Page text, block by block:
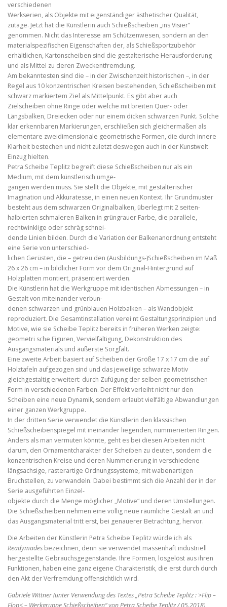
verschiedenen
Werkserien, als Objekte mit eigenständiger ästhetischer Qualität,
zutage. Jetzt hat die Künstlerin auch Schießscheiben „ins Visier“
genommen. Nicht das Interesse am Schützenwesen, sondern an den
materialspezifischen Eigenschaften der, als Schießsportzubehör
erhältlichen, Kartonscheiben sind die gestalterische Herausforderung
und als Mittel zu deren Zweckentfremdung.
Am bekanntesten sind die – in der Zwischenzeit historischen –, in der
Regel aus 10 konzentrischen Kreisen bestehenden, Schießscheiben mit
schwarz markiertem Ziel als Mittelpunkt. Es gibt aber auch
Zielscheiben ohne Ringe oder welche mit breiten Quer- oder
Längsbalken, Dreiecken oder nur einem dicken schwarzen Punkt. Solche
klar erkennbaren Markierungen, erschließen sich gleichermaßen als
elementare zweidimensionale geometrische Formen, die durch innere
Klarheit bestechen und nicht zuletzt deswegen auch in der Kunstwelt
Einzug hielten.
Petra Scheibe Teplitz begreift diese Schießscheiben nur als ein
Medium, mit dem künstlerisch umge-
gangen werden muss. Sie stellt die Objekte, mit gestalterischer
Imagination und Akkuratesse, in einen neuen Kontext. Ihr Grundmuster
besteht aus dem schwarzen Originalbalken, überlegt mit 2 seiten-
halbierten schmaleren Balken in grüngrauer Farbe, die parallele,
rechtwinklige oder schräg schnei-
dende Linien bilden. Durch die Variation der Balkenanordnung entsteht
eine Serie von unterschied-
lichen Gerüsten, die – getreu den (Ausbildungs-)Schießscheiben im Maß
26 x 26 cm – in bildlicher Form vor dem Original-Hintergrund auf
Holzplatten montiert, präsentiert werden.
Die Künstlerin hat die Werkgruppe mit identischen Abmessungen – in
Gestalt von miteinander verbun-
denen schwarzen und grünblauen Holzbalken – als Wandobjekt
reproduziert. Die Gesamtinstallation verei nt Gestaltungsprinzipien und
Motive, wie sie Scheibe Teplitz bereits in früheren Werken zeigte:
geometri sche Figuren, Vervielfältigung, Dekonstruktion des
Ausgangsmaterials und äußerste Sorgfalt.
Eine zweite Arbeit basiert auf Scheiben der Größe 17 x 17 cm die auf
Holztafeln aufgezogen sind und das jeweilige schwarze Motiv
gleichgestaltig erweitert: durch Zufügung der selben geometrischen
Form in verschiedenen Farben. Der Effekt verleiht nicht nur den
Scheiben eine neue Dynamik, sondern erlaubt vielfältige Abwandlungen
einer ganzen Werkgruppe.
In der dritten Serie verwendet die Künstlerin den klassischen
Schießscheibenspiegel mit ineinander liegenden, nummerierten Ringen.
Anders als man vermuten könnte, geht es bei diesen Arbeiten nicht
darum, den Ornamentcharakter der Scheiben zu deuten, sondern die
konzentrischen Kreise und deren Nummerierung in verschiedene
längsachsige, rasterartige Ordnungssysteme, mit wabenartigen
Bruchstellen, zu verwandeln. Dabei bestimmt sich die Anzahl der in der
Serie ausgeführten Einzel-
objekte durch die Menge möglicher „Motive“ und deren Umstellungen.
Die Schießscheiben nehmen eine völlig neue räumliche Gestalt an und
das Ausgangsmaterial tritt erst, bei genauerer Betrachtung, hervor.
Die Arbeiten der Künstlerin Petra Scheibe Teplitz würde ich als
Readymades bezeichnen, denn sie verwendet massenhaft industriell
hergestellte Gebrauchsgegenstände. Ihre Formen, losgelöst aus ihren
Funktionen, haben eine ganz eigene Charakteristik, die erst durch durch
den Akt der Verfremdung offensichtlich wird.
Gabriele Wittner (unter Verwendung des Textes „Petra Scheibe Teplitz : >Flip –